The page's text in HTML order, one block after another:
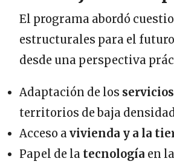
El programa abordó
estructurales para el
desde una perspectiva
Adaptación de los
territorios de baja
Acceso avivienda y a la
Papel de la tecnología en la